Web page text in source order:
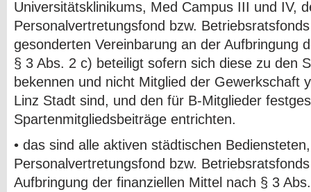
Universitätsklinikums, Med Campus III und IV,
Personalvertretungsfond bzw.
gesonderten Vereinbarung an der Aufbringung
§ 3 Abs. 2 c) beteiligt sofern sich diese zu den
bekennen und nicht Mitglied der Gewerkschaft
Linz Stadt sind, und den für B-Mitglieder
Spartenmitgliedsbeiträge entrichten.
• das sind alle aktiven städtischen
Personalvertretungsfond bzw.
Aufbringung der finanziellen Mittel nach § 3